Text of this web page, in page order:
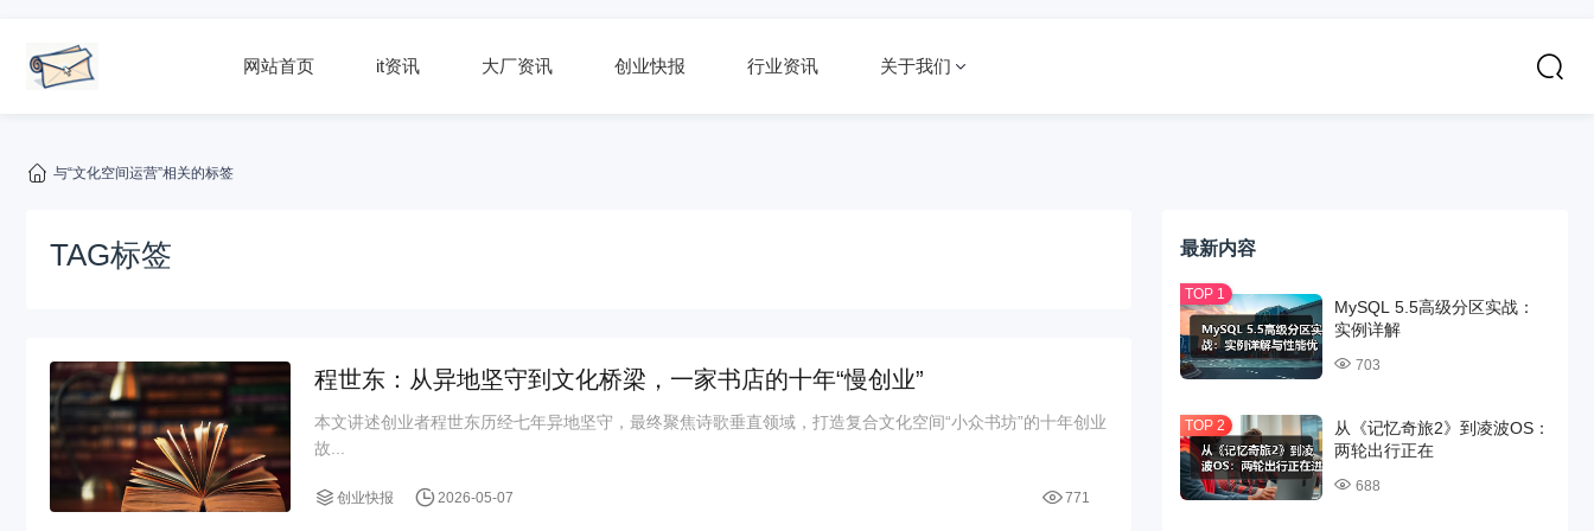
网站首页 it资讯 大厂资讯 创业快报 行业资讯 关于我们
与“文化空间运营”相关的标签
TAG标签
程世东：从异地坚守到文化桥梁，一家书店的十年“慢创业”
本文讲述创业者程世东历经七年异地坚守，最终聚焦诗歌垂直领域，打造复合文化空间“小众书坊”的十年创业
故...
创业快报 2026-05-07 771
最新内容
MySQL 5.5高级分区实战：
实例详解
703
从《记忆奇旅2》到凌波OS：
两轮出行正在
688